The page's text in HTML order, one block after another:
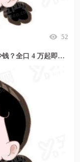
52
呼和浩特圣瑞口腔全口种植牙集采补贴多少钱？全口 4 万起即刻种当天用